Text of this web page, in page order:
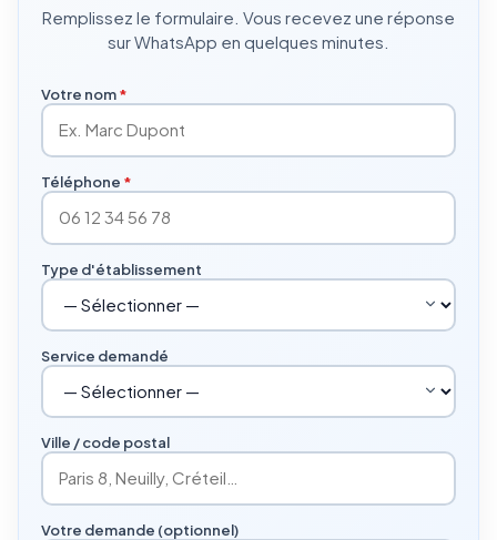
Remplissez le formulaire. Vous recevez une réponse
sur WhatsApp en quelques minutes.
Votre nom*
Téléphone *
Type d'établissement
Service demandé
Ville / code postal
Votre demande (optionnel)